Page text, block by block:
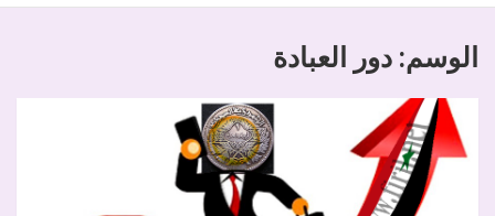
الوسم: دور العبادة